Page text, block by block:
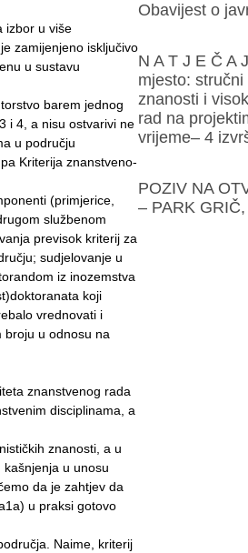
izbor u više
zamijenjeno isključivo
u sustavu
barem jednog
i 4, a nisu ostvarivi ne
u području
Kriterija znanstveno-
(primjerice,
službenom
previsok kriterij za
sudjelovanje u
iz inozemstva
koji
vrednovati i
broju u odnosu na
znanstvenog rada
disciplinama, a
znanosti, a u
u unosu
da je zahtjev da
u praksi gotovo
Naime, kriterij
Obavijest o
N A T J E Č A
mjesto:
znanosti i
rad na
vrijeme– 4
POZIV NA
– PARK